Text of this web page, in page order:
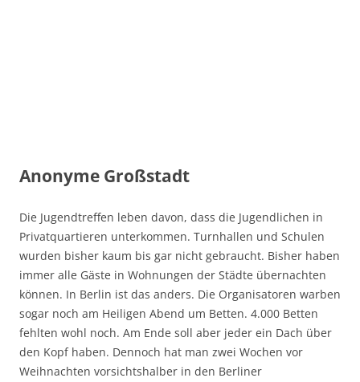
Anonyme Großstadt
Die Jugendtreffen leben davon, dass die Jugendlichen in
Privatquartieren unterkommen. Turnhallen und Schulen
wurden bisher kaum bis gar nicht gebraucht. Bisher haben
immer alle Gäste in Wohnungen der Städte übernachten
können. In Berlin ist das anders. Die Organisatoren warben
sogar noch am Heiligen Abend um Betten. 4.000 Betten
fehlten wohl noch. Am Ende soll aber jeder ein Dach über
den Kopf haben. Dennoch hat man zwei Wochen vor
Weihnachten vorsichtshalber in den Berliner